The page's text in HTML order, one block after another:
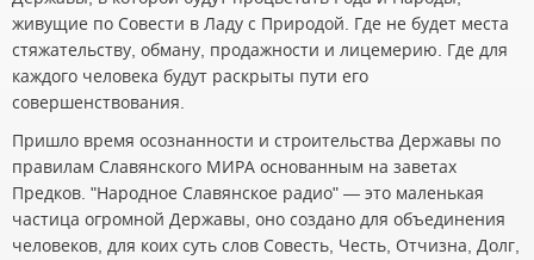
живущие по Совести в Ладу с Природой. Где не будет места
стяжательству, обману, продажности и лицемерию. Где для
каждого человека будут раскрыты пути его
совершенствования.
Пришло время осознанности и строительства Державы по
правилам Славянского МИРА основанным на заветах
Предков. "Народное Славянское радио" — это маленькая
частица огромной Державы, оно создано для объединения
человеков, для коих суть слов Совесть, Честь, Отчизна, Долг,